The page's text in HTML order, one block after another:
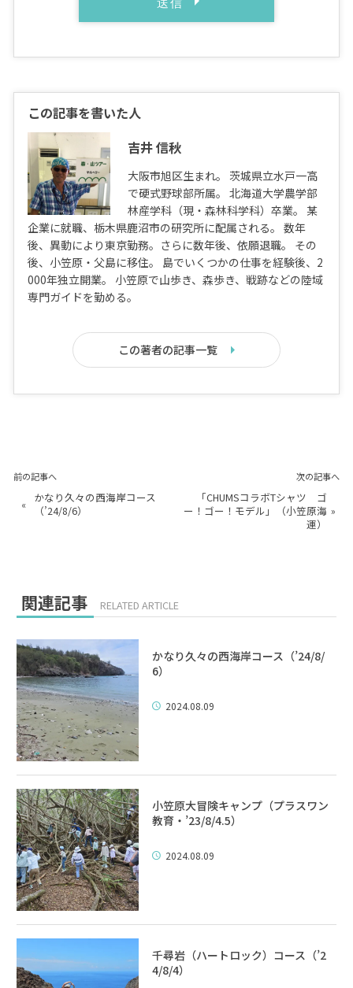
この記事を書いた人
吉井 信秋
大阪市旭区生まれ。 茨城県立水戸一高
で硬式野球部所属。 北海道大学農学部
林産学科（現・森林科学科）卒業。 某
企業に就職、栃木県鹿沼市の研究所に配属される。 数年
後、異動により東京勤務。さらに数年後、依願退職。 その
後、小笠原・父島に移住。 島でいくつかの仕事を経験後、2
000年独立開業。 小笠原で山歩き、森歩き、戦跡などの陸域
専門ガイドを勤める。
この著者の記事一覧
前の記事へ
« かなり久々の西海岸コース
（’24/8/6）
次の記事へ
「CHUMSコラボTシャツ ゴ
ー！ゴー！モデル」（小笠原海
運）
»
関連記事 RELATED ARTICLE
かなり久々の西海岸コース（’24/8/
6）
2024.08.09
小笠原大冒険キャンプ（プラスワン
教育・’23/8/4.5）
2024.08.09
千尋岩（ハートロック）コース（’2
4/8/4）